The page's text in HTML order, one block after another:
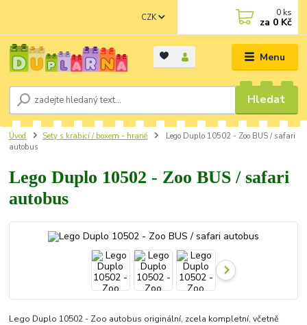
Menu
CZK
Hledat
0 ks
za 0 Kč
Úvod Sety s krabicí / boxem - hrané
Lego Duplo 10502 - Zoo BUS / safari
autobus
Lego Duplo 10502 - Zoo BUS / safari
autobus
Lego Duplo 10502 - Zoo autobus originální, zcela kompletní, včetně